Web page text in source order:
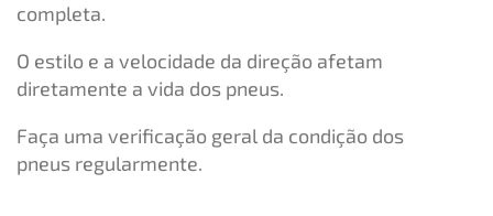
completa.
O estilo e a velocidade da direção afetam
diretamente a vida dos pneus.
Faça uma verificação geral da condição dos
pneus regularmente.